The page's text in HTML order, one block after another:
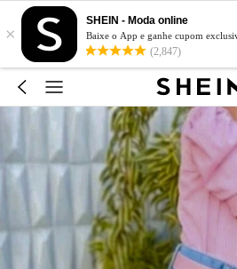
×
SHEIN - Moda online
Baixe o App e ganhe cupom
(2,847)